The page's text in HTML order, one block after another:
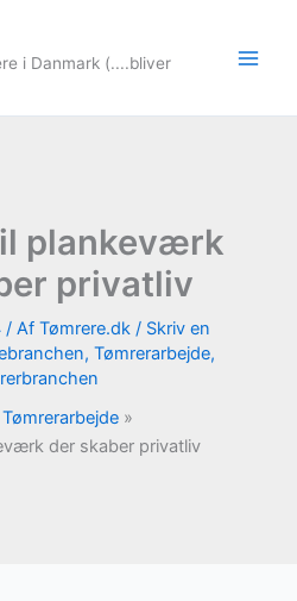
i Danmark (....bliver
plankeværk
privatliv
/ Af Tømrere.dk / Skriv en
, Tømrerarbejde,
Tømrerarbejde
der skaber privatliv